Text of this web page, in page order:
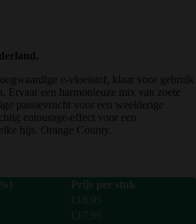
e-vloeistof, klaar voor gebruik
Ervaar een harmonieuze mix van zoete
passievrucht voor een weelderige
entourage-effect voor een
hijs. Orange County.
Prijs per stuk
€ 18.95
€ 17.96